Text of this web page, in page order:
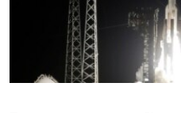
Learning English
СОЦИАЛЬНЫЕ СЕТИ